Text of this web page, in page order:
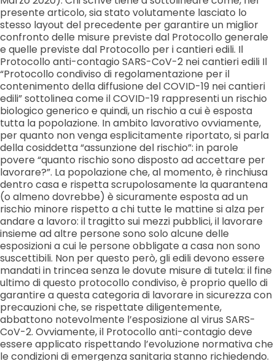
presente articolo, sia stato volutamente lasciato lo
stesso layout del precedente per garantire un miglior
confronto delle misure previste dal Protocollo generale
e quelle previste dal Protocollo per i cantieri edili. Il
Protocollo anti-contagio SARS-CoV-2 nei cantieri edili Il
“Protocollo condiviso di regolamentazione per il
contenimento della diffusione del COVID-19 nei cantieri
edili” sottolinea come il COVID-19 rappresenti un rischio
biologico generico e quindi, un rischio a cui è esposta
tutta la popolazione. In ambito lavorativo ovviamente,
per quanto non venga esplicitamente riportato, si parla
della cosiddetta “assunzione del rischio”: in parole
povere “quanto rischio sono disposto ad accettare per
lavorare?”. La popolazione che, al momento, è rinchiusa
dentro casa e rispetta scrupolosamente la quarantena
(o almeno dovrebbe) è sicuramente esposta ad un
rischio minore rispetto a chi tutte le mattine si alza per
andare a lavoro: il tragitto sui mezzi pubblici, il lavorare
insieme ad altre persone sono solo alcune delle
esposizioni a cui le persone obbligate a casa non sono
suscettibili. Non per questo però, gli edili devono essere
mandati in trincea senza le dovute misure di tutela: il fine
ultimo di questo protocollo condiviso, è proprio quello di
garantire a questa categoria di lavorare in sicurezza con
precauzioni che, se rispettate diligentemente,
abbattono notevolmente l’esposizione al virus SARS-
CoV-2. Ovviamente, il Protocollo anti-contagio deve
essere applicato rispettando l’evoluzione normativa che
le condizioni di emergenza sanitaria stanno richiedendo.